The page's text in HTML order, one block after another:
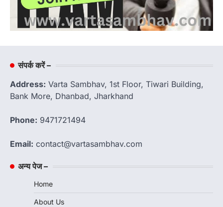
संपर्क करें –
Address: Varta Sambhav, 1st Floor, Tiwari Building,
Bank More, Dhanbad, Jharkhand
Phone: 9471721494
Email: contact@vartasambhav.com
अन्य पेज –
Home
About Us